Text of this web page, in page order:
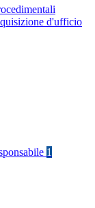
d'ufficio
1